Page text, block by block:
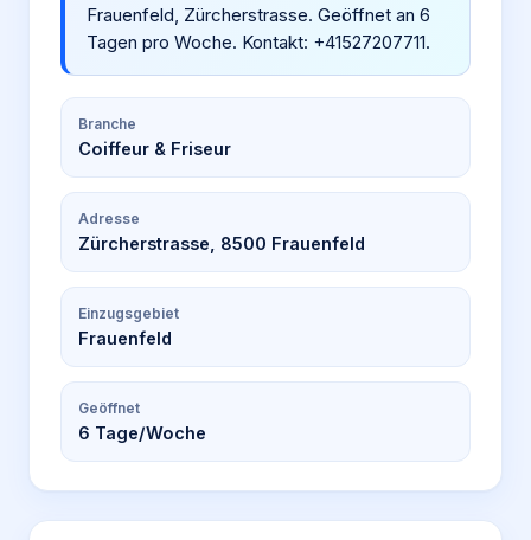
Frauenfeld, Zürcherstrasse. Geöffnet an 6
Tagen pro Woche. Kontakt: +41527207711.
Branche
Coiffeur & Friseur
Adresse
Zürcherstrasse, 8500 Frauenfeld
Einzugsgebiet
Frauenfeld
Geöffnet
6 Tage/Woche